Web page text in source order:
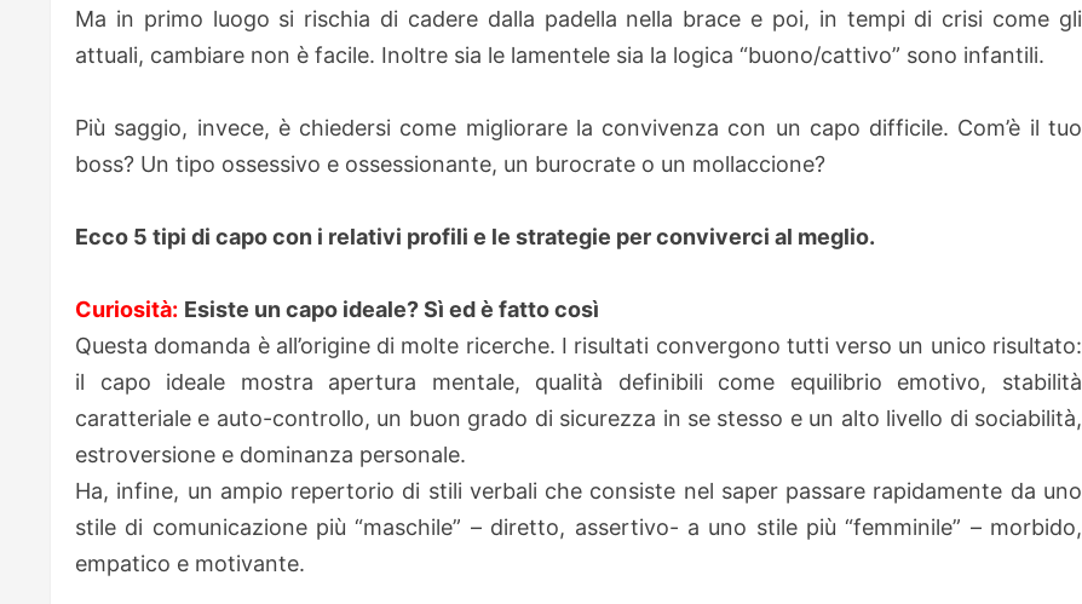
Ma in primo luogo si rischia di cadere dalla padella nella brace e poi, in tempi di crisi come gli
attuali, cambiare non è facile. Inoltre sia le lamentele sia la logica “buono/cattivo” sono infantili.
Più saggio, invece, è chiedersi come migliorare la convivenza con un capo difficile. Com’è il tuo
boss? Un tipo ossessivo e ossessionante, un burocrate o un mollaccione?
Ecco 5 tipi di capo con i relativi profili e le strategie per conviverci al meglio.
Curiosità: Esiste un capo ideale? Sì ed è fatto così
Questa domanda è all’origine di molte ricerche. I risultati convergono tutti verso un unico risultato:
il capo ideale mostra apertura mentale, qualità definibili come equilibrio emotivo, stabilità
caratteriale e auto-controllo, un buon grado di sicurezza in se stesso e un alto livello di sociabilità,
estroversione e dominanza personale.
Ha, infine, un ampio repertorio di stili verbali che consiste nel saper passare rapidamente da uno
stile di comunicazione più “maschile” – diretto, assertivo- a uno stile più “femminile” – morbido,
empatico e motivante.